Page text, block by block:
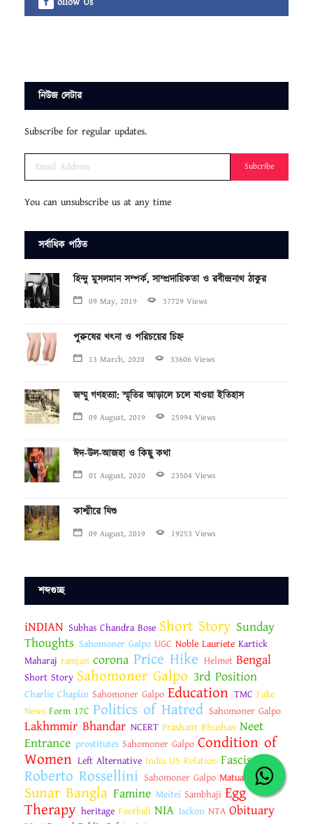
নিউজ লেটার
Subscribe for regular updates.
Subcribe
You can unsubscribe us at any time
সর্বাধিক পঠিত
হিন্দু মুসলমান সম্পর্ক, সাম্প্রদায়িকতা ও রবীন্দ্রনাথ ঠাকুর
09 May, 2019 37729 Views
পুরুষের খৎনা ও পরিচয়ের চিহ্ন
13 March, 2020 33606 Views
জম্মু গণহত্যা: স্মৃতির আড়ালে চলে যাওয়া ইতিহাস
09 August, 2019 25994 Views
ঈদ-উল-আজহা ও কিছু কথা
01 August, 2020 23504 Views
কাশ্মীরে যিশু
09 August, 2019 19253 Views
শব্দগুচ্ছ
iNDIAN Subhas Chandra Bose Short Story Sunday
Thoughts Sahomoner Galpo UGC Noble Lauriete Kartick
Maharaj ramjan corona Price Hike Helmet Bengal
Short Story Sahomoner Galpo 3rd Position
Charlie Chaplin Sahomoner Galpo Education TMC Fake
News Form 17C Politics of Hatred Sahomoner Galpo
Lakhmmir Bhandar NCERT Prashant Bhushan Neet
Entrance prostitutes Sahomoner Galpo Condition of
Women Left Alternative India US Relation Fascism
Roberto Rossellini Sahomoner Galpo Matua Vaccines
Sunar Bangla Famine Meitei Sambhaji Egg
Therapy heritage Football NIA Isckon NTA Obituary